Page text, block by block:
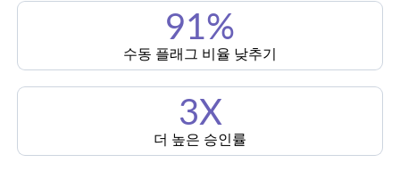
91%
수동 플래그 비율 낮추기
3X
더 높은 승인률